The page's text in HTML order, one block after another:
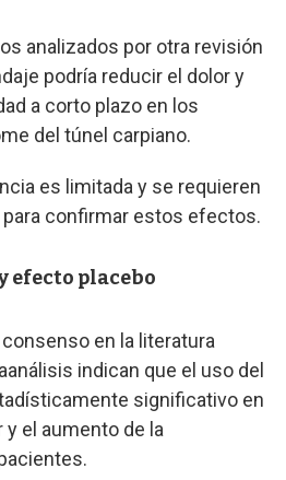
analizados por otra revisión
podría reducir el dolor y
a corto plazo en los
del túnel carpiano.
es limitada y se requieren
confirmar estos efectos.
efecto placebo
en la literatura
indican que el uso del
significativo en
y el aumento de la